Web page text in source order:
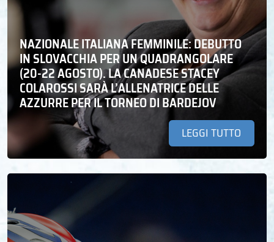
NAZIONALE ITALIANA FEMMINILE: DEBUTTO
IN SLOVACCHIA PER UN QUADRANGOLARE
(20-22 AGOSTO). LA CANADESE STACEY
COLAROSSI SARÀ L’ALLENATRICE DELLE
AZZURRE PER IL TORNEO DI BARDEJOV
LEGGI TUTTO